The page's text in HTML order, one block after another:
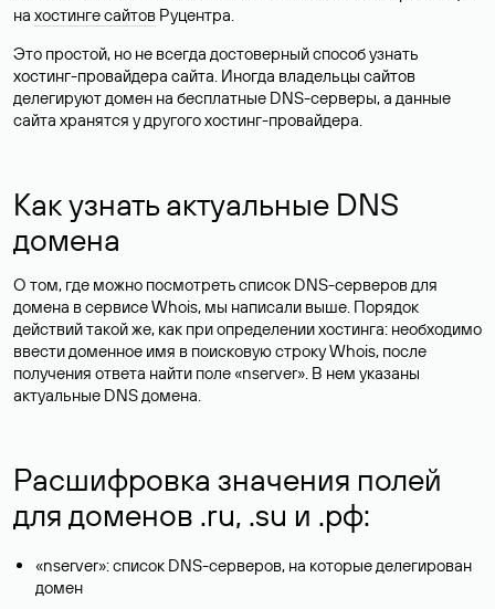
на хостинге сайтов Руцентра.
Это простой, но не всегда достоверный способ узнать
хостинг-провайдера сайта. Иногда владельцы сайтов
делегируют домен на бесплатные DNS-серверы, а данные
сайта хранятся у другого хостинг-провайдера.
Как узнать актуальные DNS
домена
О том, где можно посмотреть список DNS-серверов для
домена в сервисе Whois, мы написали выше. Порядок
действий такой же, как при определении хостинга: необходимо
ввести доменное имя в поисковую строку Whois, после
получения ответа найти поле «nserver». В нем указаны
актуальные DNS домена.
Расшифровка значения полей
для доменов .ru, .su и .рф:
«nserver»: список DNS-серверов, на которые делегирован
домен